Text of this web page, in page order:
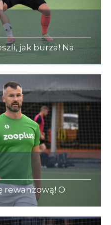
jak burza! Na
lidera przerywa
rewanżową! O
II Lidze A
- zooplus i